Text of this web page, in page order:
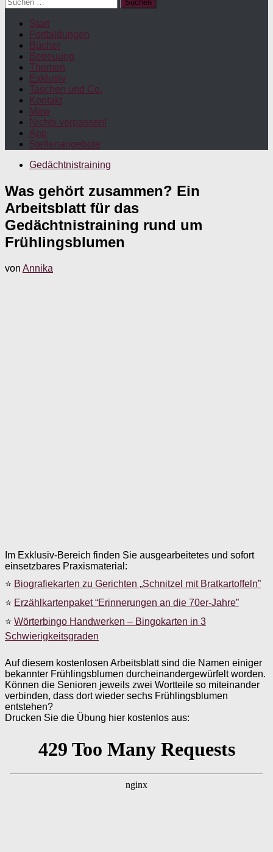
nach:
Start
Fortbildungen
Bücher
Betreuung
Themen
Exklusiv
Taschen und Co.
Kontakt
Maw
Nichts verpassen!
App
Stellenangebote
Gedächtnistraining
Was gehört zusammen? Ein
Arbeitsblatt für das
Gedächtnistraining rund um
Frühlingsblumen
von Annika
Im Exklusiv-Bereich finden Sie ausgearbeitetes und sofort
einsetzbares Praxismaterial:
⭐ Biografiekarten zu Gerichten „Schnitzel mit Bratkartoffeln”
⭐ Erzählkartenpaket “Erinnerungen an die 70er-Jahre”
⭐ Wörterbingo Handwerken – Bingokarten in 3
Schwierigkeitsgraden
Auf diesem kostenlosen Arbeitsblatt sind die Namen einiger
bekannter Frühlingsblumen durcheinandergewürfelt worden.
Können die Senioren jeweils zwei Wortteile so miteinander
verbinden, dass dort wieder sechs Frühlingsblumen
entstehen?
Drucken Sie die Übung hier kostenlos aus: